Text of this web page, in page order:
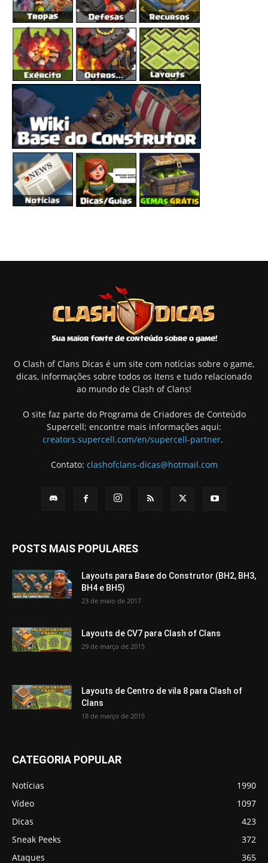
O Clash of Clans Dicas é um site com notícias sobre o game,
dicas, informações sobre todos os itens e tudo relacionado
ao mundo de Clash of Clans!
O site faz parte do Programa de Criadores de Conteúdo
Supercell; encontre mais informações aqui:
creators.supercell.com/en/supercell-partner.
Contato: clashofclans-dicas@hotmail.com
POSTS MAIS POPULARES
Layouts para Base do Construtor (BH2, BH3,
BH4 e BH5)
23 de maio de 2017
Layouts de CV7 para Clash of Clans
29 de março de 2015
Layouts de Centro de vila 8 para Clash of
Clans
18 de março de 2015
CATEGORIA POPULAR
Notícias
1990
Vídeo
1097
Dicas
423
Sneak Peeks
372
Ataques
365